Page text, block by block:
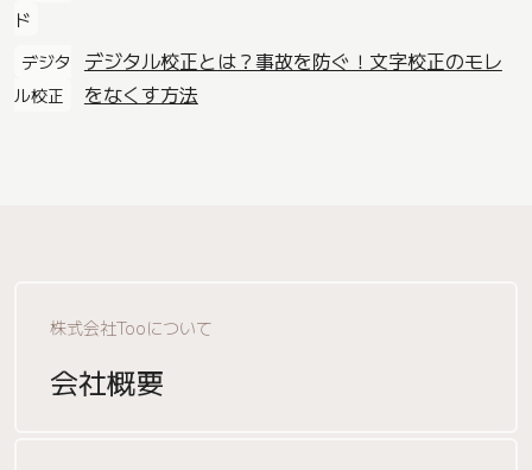
ド
デジタ
ル校正
デジタル校正とは？事故を防ぐ！文字校正のモレ
をなくす方法
株式会社Tooについて
会社概要